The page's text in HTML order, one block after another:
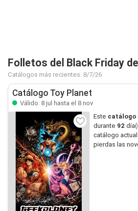
Folletos del Black Friday
Catálogos más recientes: 8/7/26
Catálogo Toy Planet
Válido: 8 jul hasta el 8 nov
Este catálogo
durante 92
catálogo
pierdas las